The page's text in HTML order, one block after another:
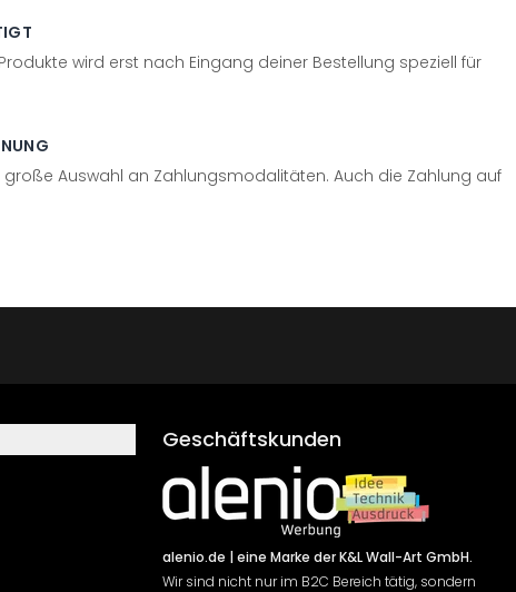
wird erst nach Eingang deiner Bestellung speziell für
große Auswahl an Zahlungsmodalitäten. Auch die Zahlung auf
Geschäftskunden
alenio.de | eine Marke der K&L Wall-Art GmbH.
Wir sind nicht nur im B2C Bereich tätig, sondern